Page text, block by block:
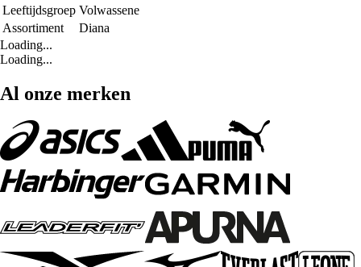
Leeftijdsgroep Volwassene
Assortiment
Diana
Loading...
Loading...
Al onze merken